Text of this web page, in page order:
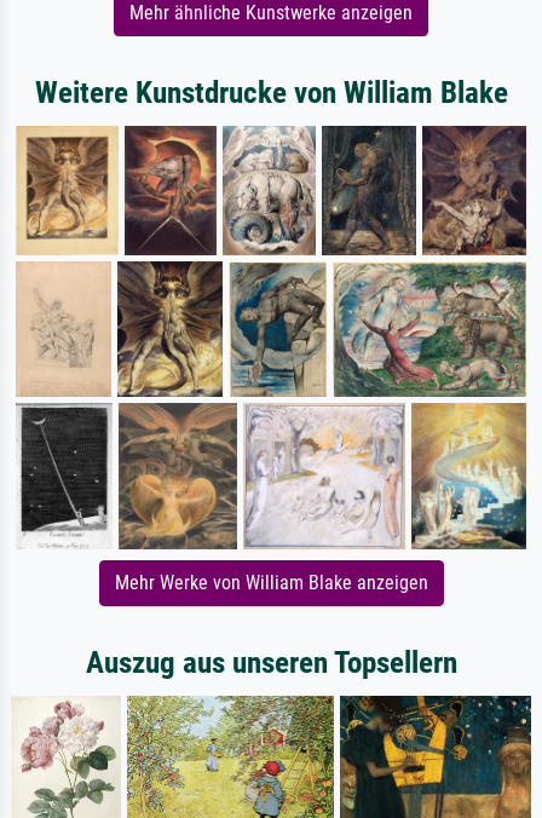
Mehr ähnliche Kunstwerke anzeigen
Weitere Kunstdrucke von William Blake
Mehr Werke von William Blake anzeigen
Auszug aus unseren Topsellern